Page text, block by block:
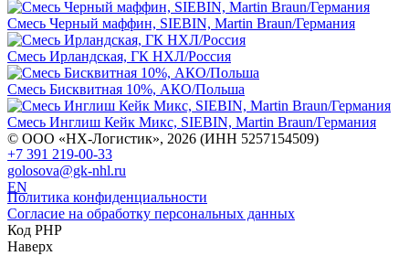
Смесь Черный маффин, SIEBIN, Martin Braun/Германия
Смесь Ирландская, ГК НХЛ/Россия
Смесь Бисквитная 10%, АКО/Польша
Смесь Инглиш Кейк Микс, SIEBIN, Martin Braun/Германия
© ООО «НХ-Логистик», 2026 (ИНН 5257154509)
+7 391 219-00-33
golosova@gk-nhl.ru
EN
Политика конфиденциальности
Согласие на обработку персональных данных
Код PHP
Наверх